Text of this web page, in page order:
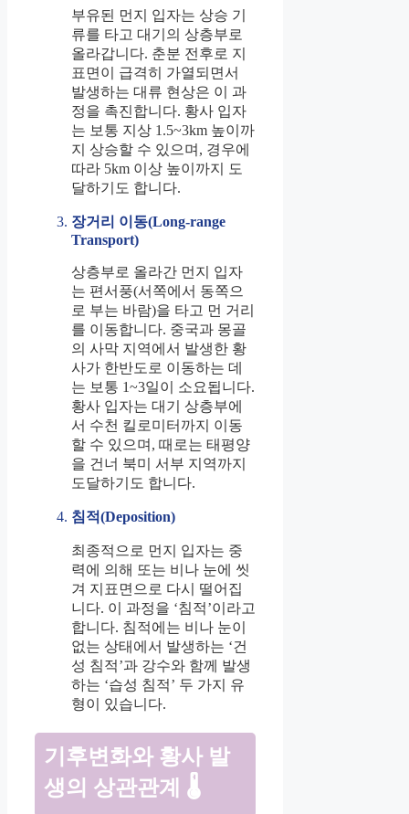
부유된 먼지 입자는 상승 기
류를 타고 대기의 상층부로
올라갑니다. 춘분 전후로 지
표면이 급격히 가열되면서
발생하는 대류 현상은 이 과
정을 촉진합니다. 황사 입자
는 보통 지상 1.5~3km 높이까
지 상승할 수 있으며, 경우에
따라 5km 이상 높이까지 도
달하기도 합니다.
장거리 이동(Long-range
Transport)
상층부로 올라간 먼지 입자
는 편서풍(서쪽에서 동쪽으
로 부는 바람)을 타고 먼 거리
를 이동합니다. 중국과 몽골
의 사막 지역에서 발생한 황
사가 한반도로 이동하는 데
는 보통 1~3일이 소요됩니다.
황사 입자는 대기 상층부에
서 수천 킬로미터까지 이동
할 수 있으며, 때로는 태평양
을 건너 북미 서부 지역까지
도달하기도 합니다.
침적(Deposition)
최종적으로 먼지 입자는 중
력에 의해 또는 비나 눈에 씻
겨 지표면으로 다시 떨어집
니다. 이 과정을 ‘침적’이라고
합니다. 침적에는 비나 눈이
없는 상태에서 발생하는 ‘건
성 침적’과 강수와 함께 발생
하는 ‘습성 침적’ 두 가지 유
형이 있습니다.
기후변화와 황사 발
생의 상관관계 🌡️